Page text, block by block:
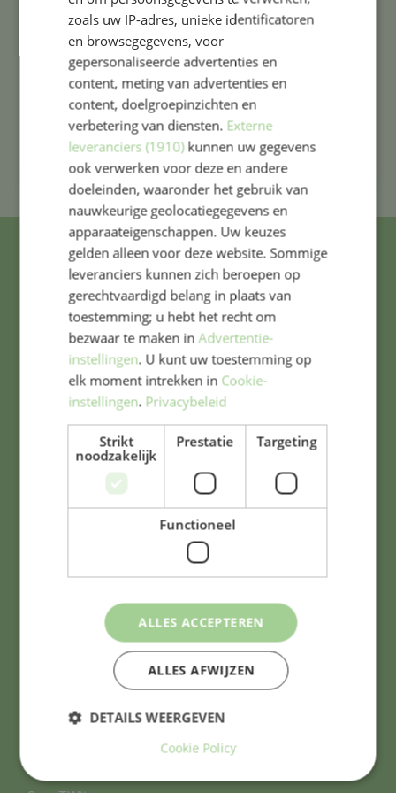
Op maandag en vrijdag kunnen de kinderen
genieten van een warme, gezonde lunch
verzorgd door Tommy Tomato.
U kunt zich hiervoor aanmelden via de website
vanTommy Tomato.
Adres & contact
Westergracht 3
2013 ZJ Haarlem
0235323861
bavo@bavoschool.nl
Belangrijke documenten
Schoolgids 2025-2026
Bijlage schoolgids 2025-2026
TWijs pagina's
zoals uw IP-adres, unieke identificatoren
en browsegegevens, voor
gepersonaliseerde advertenties en
content, meting van advertenties en
content, doelgroepinzichten en
verbetering van diensten. Externe
leveranciers (1910)kunnen uw gegevens
ook verwerken voor deze en andere
doeleinden, waaronder het gebruik van
nauwkeurige geolocatiegegevens en
apparaateigenschappen. Uw keuzes
gelden alleen voor deze website. Sommige
leveranciers kunnen zich beroepen op
gerechtvaardigd belang in plaats van
toestemming; u hebt het recht om
bezwaar te maken inAdvertentie-
instellingen. U kunt uw toestemming op
elk moment intrekken in Cookie-
instellingen. Privacybeleid
Strikt
noodzakelijk
Prestatie Targeting
Functioneel
ALLES ACCEPTEREN
ALLES AFWIJZEN
DETAILS WEERGEVEN
Cookie Policy